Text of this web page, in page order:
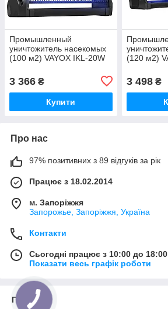
Промышленный
уничтожитель насекомых
(100 м2) VAYOX IKL-20W
MasterSem
3 366 ₴
Купити
(120 м2)
MasterSem
3 498₴
Про нас
97% позитивних з 89 відгуків за рік
Працює з 18.02.2014
м. Запоріжжя
Запорожье, Запоріжжя, Україна
Контакти
Сьогодні працює з 10:00 до 18:00
Показати весь графік роботи
Про нас